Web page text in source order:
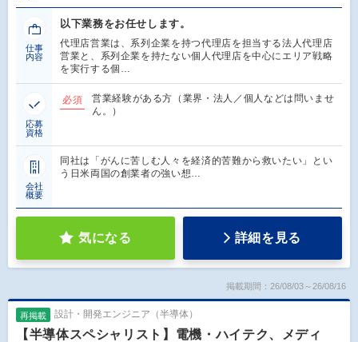
仕事
内容
以下業務をお任せします。
代理店営業は、系列企業を持つ代理店を担当する法人代理店
営業と、系列企業を持たない個人代理店を中心にエリア戦略
を実行する個…
応募
資格
必須
営業経験がある方（業界・法人／個人などは問いませ
ん。）
会社
概要
同社は「がんに苦しむ人々を経済的苦難から救いたい」とい
う日米両国の創業者の強い想…
気になる 詳細を見る
掲載期間：26/08/03～26/08/16
再掲載 設計・開発エンジニア（半導体）
【半導体スペシャリスト】電機・ハイテク、メディ